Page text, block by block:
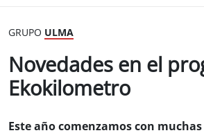
GRUPO ULMA
Novedades en el
Ekokilometro
Este año comenzamos con muchas